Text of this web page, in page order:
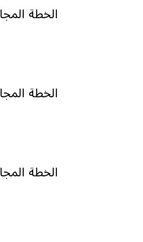
الخطة المجانية ٠
الخطة المجانية ٠
الخطة المجانية ٠